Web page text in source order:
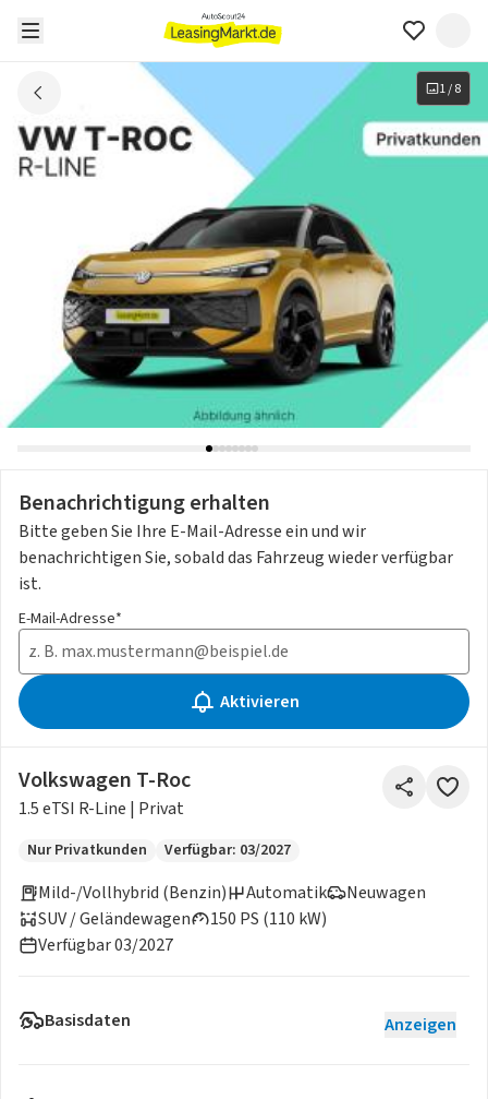
1/8
Benachrichtigung erhalten
Bitte geben Sie Ihre E-Mail-Adresse ein und wir
benachrichtigen Sie, sobald das Fahrzeug wieder verfügbar
ist.
E-Mail-Adresse*
Aktivieren
Volkswagen T-Roc
1.5 eTSI R-Line | Privat
Nur Privatkunden Verfügbar: 03/2027
Mild-/Vollhybrid (Benzin)
Neuwagen
150 PS (110 kW)
Automatik
SUV / Geländewagen
Verfügbar 03/2027
Basisdaten Anzeigen